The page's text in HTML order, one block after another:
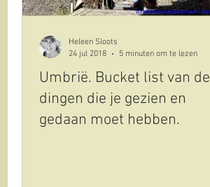
Umbrië. Bucket list van de
dingen die je gezien en
gedaan moet hebben.
Heleen Sloots
24 jul 2018
5 minuten om te lezen